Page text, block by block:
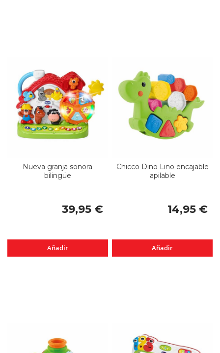
Nueva granja sonora
bilingüe
39,95 €
Añadir
Chicco Dino Lino encajable
apilable
14,95 €
Añadir